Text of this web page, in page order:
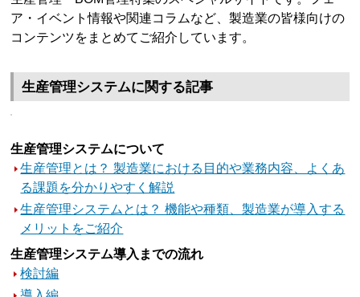
ア・イベント情報や関連コラムなど、製造業の皆様向けの
コンテンツをまとめてご紹介しています。
生産管理システムに関する記事
生産管理システムについて
生産管理とは？ 製造業における目的や業務内容、よくあ
る課題を分かりやすく解説
生産管理システムとは？ 機能や種類、製造業が導入する
メリットをご紹介
生産管理システム導入までの流れ
検討編